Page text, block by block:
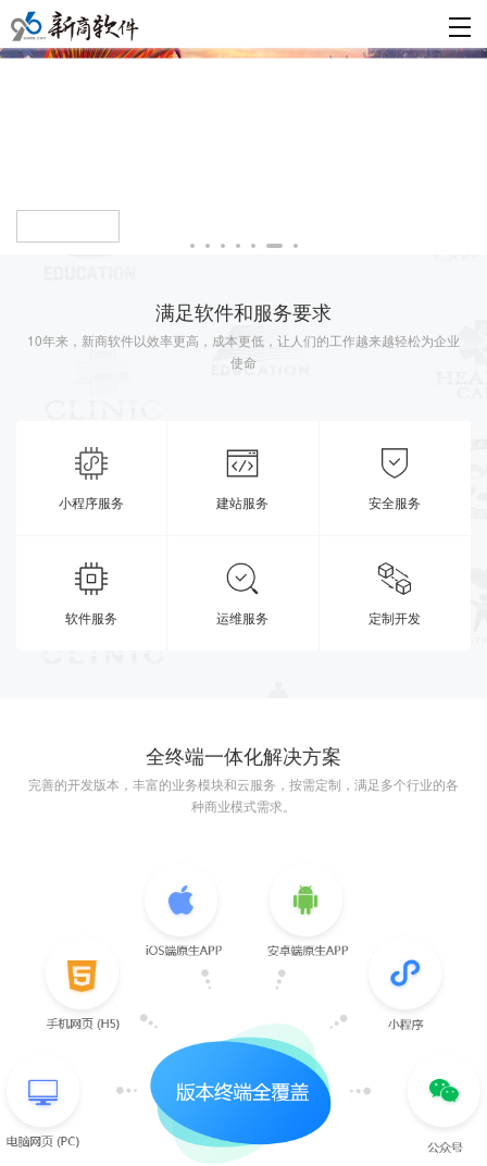
满足软件和服务要求
10年来，新商软件以效率更高，成本更低，让人们的工作越来越轻松为企业
使命
小程序服务 建站服务 安全服务
软件服务 运维服务 定制开发
全终端一体化解决方案
完善的开发版本，丰富的业务模块和云服务，按需定制，满足多个行业的各
种商业模式需求。